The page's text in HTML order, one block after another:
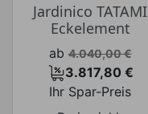
Jardinico TATAMI
Eckelement
Verkaufspreis
ab 4.040,00 €
Preis
3.817,80 €
Ihr Spar-Preis